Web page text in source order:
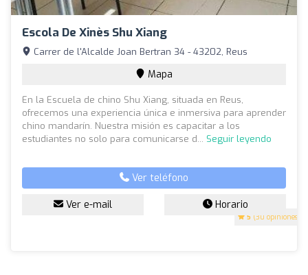
Escola De Xinès Shu Xiang
5 (30 opiniones)
Carrer de l'Alcalde Joan Bertran 34 - 43202, Reus
Mapa
En la Escuela de chino Shu Xiang, situada en Reus,
ofrecemos una experiencia única e inmersiva para aprender
chino mandarín. Nuestra misión es capacitar a los
estudiantes no solo para comunicarse d... Seguir leyendo
Ver teléfono
Ver e-mail Horario